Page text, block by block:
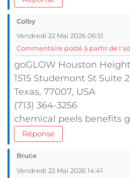
Colby
Vendredi 22 Mai 2026 06:51
Commentaire posté à partir de
goGLOW Houston
1515 Studemont Ѕt Suite
Texas, 77007, UЅA
(713) 364-3256
chemical peels benefits
Réponse
Bruce
Vendredi 22 Mai 2026 14:41